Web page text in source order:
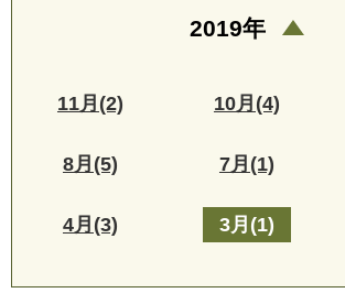
2019年
11月(2) 10月(4)
8月(5) 7月(1)
4月(3) 3月(1)